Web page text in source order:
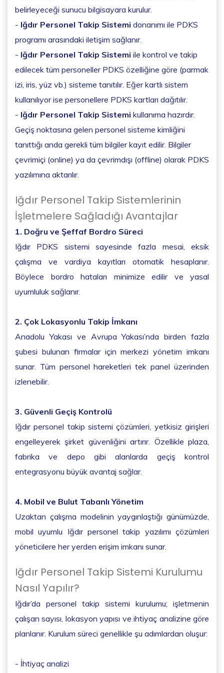
belirleyeceği sunucu bilgisayara kurulur.
- Iğdır Personel Takip Sistemi donanımı ile PDKS
programı arasındaki iletişim sağlanır.
- Iğdır Personel Takip Sistemi ile kontrol ve takip
edilecek tüm personeller PDKS özelliğine göre (parmak
izi, iris, yüz vb.) sisteme tanıtılır. Eğer kartlı sistem
kullanılıyor ise personellere PDKS kartları dağıtılır.
- Iğdır Personel Takip Sistemi kullanıma hazırdır.
Geçiş noktasına gelen personel sisteme kimliğini
tanıttığı anda gerekli tüm bilgiler kayıt edilir. Bilgiler
çevrimiçi (online) ya da çevrimdışı (offline) olarak PDKS
yazılımına aktarılır.
Iğdır Personel Takip Sistemlerinin
İşletmelere Sağladığı Avantajlar
1. Doğru ve Şeffaf Bordro Süreci
Iğdır PDKS sistemi sayesinde fazla mesai, eksik
çalışma ve vardiya kayıtları otomatik hesaplanır.
Böylece bordro hataları minimize edilir ve yasal
uyumluluk sağlanır.
2. Çok Lokasyonlu Takip İmkanı
Anadolu Yakası ve Avrupa Yakası’nda birden fazla
şubesi bulunan firmalar için merkezi yönetim imkanı
sunar. Tüm personel hareketleri tek panel üzerinden
izlenebilir.
3. Güvenli Geçiş Kontrolü
Iğdır personel takip sistemi çözümleri, yetkisiz girişleri
engelleyerek şirket güvenliğini artırır. Özellikle plaza,
fabrika ve depo gibi alanlarda geçiş kontrol
entegrasyonu büyük avantaj sağlar.
4. Mobil ve Bulut Tabanlı Yönetim
Uzaktan çalışma modelinin yaygınlaştığı günümüzde,
mobil uyumlu Iğdır personel takip yazılımı çözümleri
yöneticilere her yerden erişim imkanı sunar.
Iğdır Personel Takip Sistemi Kurulumu
Nasıl Yapılır?
Iğdır’da personel takip sistemi kurulumu; işletmenin
çalışan sayısı, lokasyon yapısı ve ihtiyaç analizine göre
planlanır. Kurulum süreci genellikle şu adımlardan oluşur:
- İhtiyaç analizi